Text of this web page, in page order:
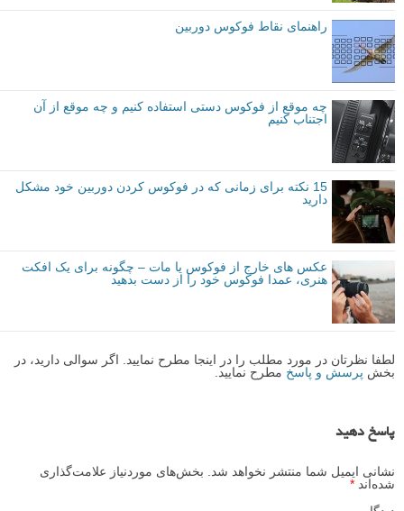
راهنمای نقاط فوکوس دوربین
چه موقع از فوکوس دستی استفاده کنیم و چه موقع از آن
اجتناب کنیم
15 نکته برای زمانی که در فوکوس کردن دوربین خود مشکل
دارید
عکس های خارج از فوکوس یا مات – چگونه برای یک افکت
هنری، عمدا فوکوس خود را از دست بدهید
لطفا نظرتان در مورد مطلب را در اینجا مطرح نمایید. اگر سوالی دارید، در
بخش پرسش و پاسخ مطرح نمایید.
پاسخ دهید
نشانی ایمیل شما منتشر نخواهد شد.
بخش‌های موردنیاز علامت‌گذاری
شده‌اند *